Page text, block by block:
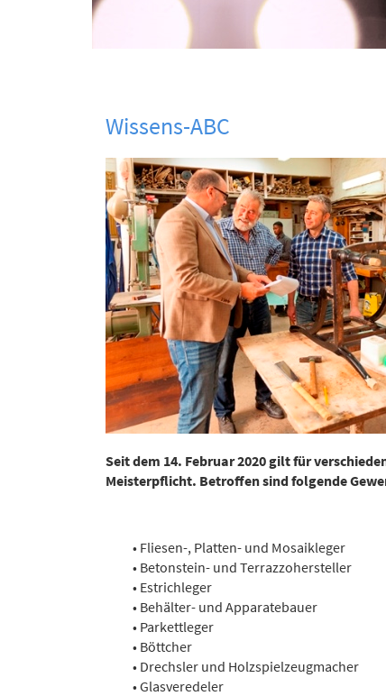
Wissens-ABC
Seit dem 14. Februar 2020 gilt für
Meisterpflicht. Betroffen sind folgende
• Fliesen-, Platten- und Mosaikleger
• Betonstein- und Terrazzohersteller
• Estrichleger
• Behälter- und Apparatebauer
• Parkettleger
• Böttcher
• Drechsler und Holzspielzeugmacher
• Glasveredeler